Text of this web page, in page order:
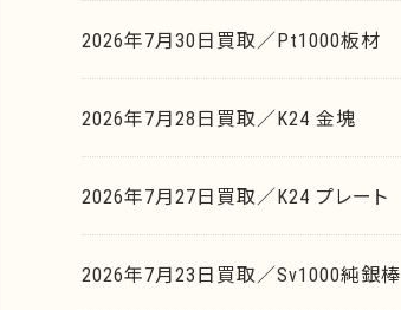
2026年7月30日買取／Pt1000板材
2026年7月28日買取／K24 金塊
2026年7月27日買取／K24 プレート
2026年7月23日買取／Sv1000純銀棒